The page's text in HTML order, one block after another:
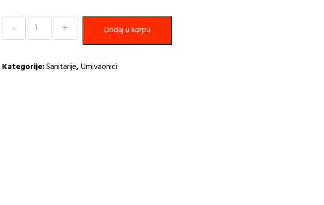
Umivaonik
livani
Trinity
Dodaj u korpu
Kategorije:Sanitarije,Umivaonici